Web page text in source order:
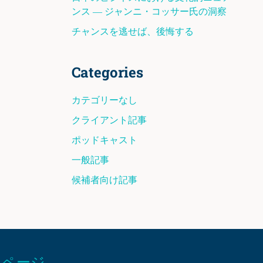
ンス ― ジャンニ・コッサー氏の洞察
チャンスを逃せば、後悔する
Categories
カテゴリーなし
クライアント記事
ポッドキャスト
一般記事
候補者向け記事